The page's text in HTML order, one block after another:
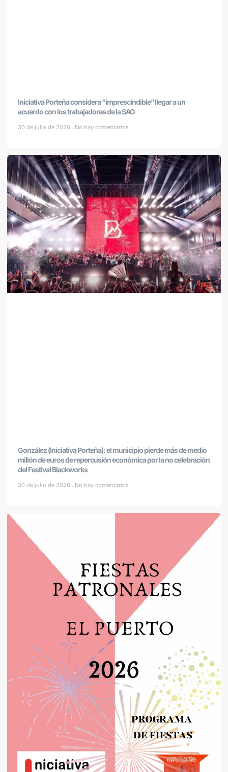
Iniciativa Porteña considera “imprescindible” llegar a un
acuerdo con los trabajadores de la SAG
30 de julio de 2026 No hay comentarios
González (Iniciativa Porteña): el municipio pierde más de medio
millón de euros de repercusión económica por la no celebración
del Festival Blackworks
30 de julio de 2026 No hay comentarios